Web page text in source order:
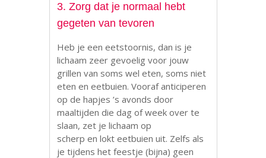
3. Zorg dat je normaal hebt
gegeten van tevoren
Heb je een eetstoornis, dan is je
lichaam zeer gevoelig voor jouw
grillen van soms wel eten, soms niet
eten en eetbuien. Vooraf anticiperen
op de hapjes ’s avonds door
maaltijden die dag of week over te
slaan, zet je lichaam op
scherp en lokt eetbuien uit. Zelfs als
je tijdens het feestje (bijna) geen